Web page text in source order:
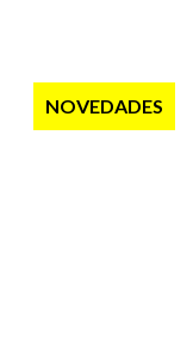
NOVEDADES